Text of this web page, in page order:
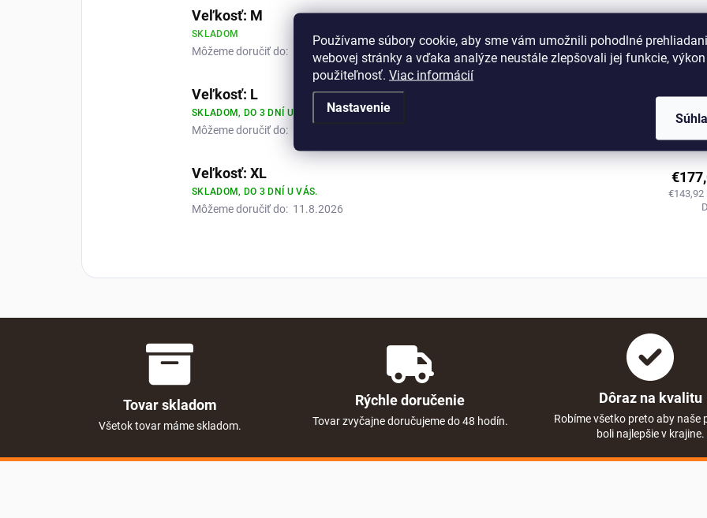
Používame súbory cookie, aby sme vám umožnili pohodlné
webovej stránky a vďaka analýze neustále zlepšovali jej funkcie, výkon
použiteľnosť. Viac informácií
Nastavenie
Veľkosť: M
SKLADOM
Môžeme doručiť do: 10.8.2026
€143,92
Veľkosť: L
SKLADOM, DO 3 DNÍ U VÁS.
Môžeme doručiť do:
Veľkosť: XL
SKLADOM, DO 3 DNÍ U VÁS.
Môžeme doručiť do: 11.8.2026
€143,92
Tovar skladom
Všetok tovar máme skladom.
Rýchle doručenie
Tovar zvyčajne doručujeme do 48 hodín.
Dôraz na kvalitu
Robíme všetko preto aby naše
boli najlepšie v krajine.